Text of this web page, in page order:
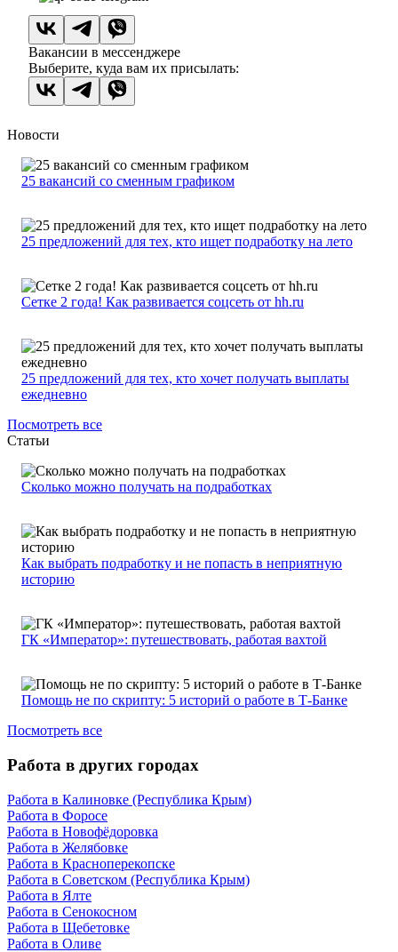
Вакансии в мессенджере
Выберите, куда вам их присылать:
Новости
25 вакансий со сменным графиком
25 предложений для тех, кто ищет подработку на лето
Сетке 2 года! Как развивается соцсеть от hh.ru
25 предложений для тех, кто хочет получать выплаты
ежедневно
Посмотреть все
Статьи
Сколько можно получать на подработках
Как выбрать подработку и не попасть в неприятную
историю
ГК «Император»: путешествовать, работая вахтой
Помощь не по скрипту: 5 историй о работе в Т-Банке
Посмотреть все
Работа в других городах
Работа в Калиновке (Республика Крым)
Работа в Форосе
Работа в Новофёдоровка
Работа в Желябовке
Работа в Красноперекопске
Работа в Советском (Республика Крым)
Работа в Ялте
Работа в Сенокосном
Работа в Щебетовке
Работа в Оливе